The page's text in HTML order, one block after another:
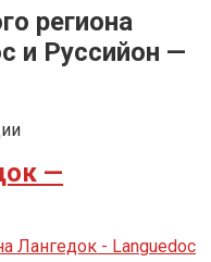
региона
и Руссийон —
—